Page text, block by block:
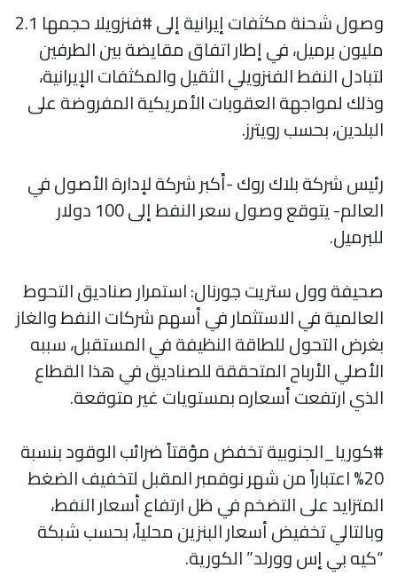
وصول شحنة مكثفات إيرانية إلى #فنزويلا حجمها 2.1
مليون برميل، في إطار اتفاق مقايضة بين الطرفين
لتبادل النفط الفنزويلي الثقيل والمكثفات الإيرانية،
وذلك لمواجهة العقوبات الأمريكية المفروضة على
البلدين، بحسب رويترز.
رئيس شركة بلاك روك -أكبر شركة لإدارة الأصول في
العالم- يتوقع وصول سعر النفط إلى 100 دولار
للبرميل.
صحيفة وول ستريت جورنال: استمرار صناديق التحوط
العالمية في الاستثمار في أسهم شركات النفط والغاز
بغرض التحول للطاقة النظيفة في المستقبل، سببه
الأصلي الأرباح المتحققة للصناديق في هذا القطاع
الذي ارتفعت أسعاره بمستويات غير متوقعة.
#كوريا_الجنوبية تخفض مؤقتاً ضرائب الوقود بنسبة
20% اعتباراً من شهر نوفمبر المقبل لتخفيف الضغط
المتزايد على التضخم في ظل ارتفاع أسعار النفط،
وبالتالي تخفيض أسعار البنزين محلياً، بحسب شبكة
“كيه بي إس وورلد” الكورية.